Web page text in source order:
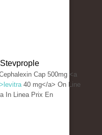
Cap 500mg <a
40 mg</a> On Line
In Linea Prix En